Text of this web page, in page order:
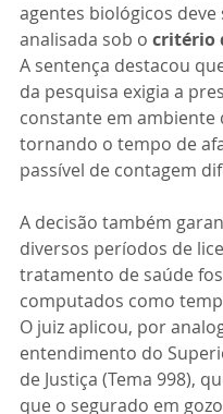
agentes biológicos deve
analisada sob o critério
A sentença destacou
da pesquisa exigia a
constante em ambiente
tornando o tempo de
passível de contagem
A decisão também
diversos períodos de
tratamento de saúde
computados como
O juiz aplicou, por
entendimento do
de Justiça (Tema 998),
que o segurado em